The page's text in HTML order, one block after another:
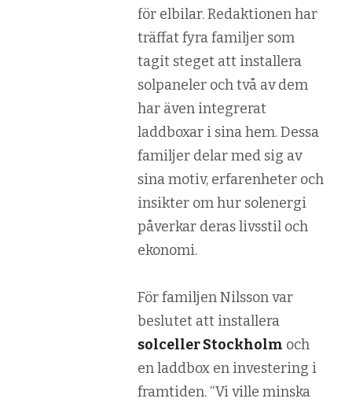
för elbilar. Redaktionen har
träffat fyra familjer som
tagit steget att installera
solpaneler och två av dem
har även integrerat
laddboxar i sina hem. Dessa
familjer delar med sig av
sina motiv, erfarenheter och
insikter om hur solenergi
påverkar deras livsstil och
ekonomi.
För familjen Nilsson var
beslutet att installera
solceller Stockholm och
en laddbox en investering i
framtiden. “Vi ville minska